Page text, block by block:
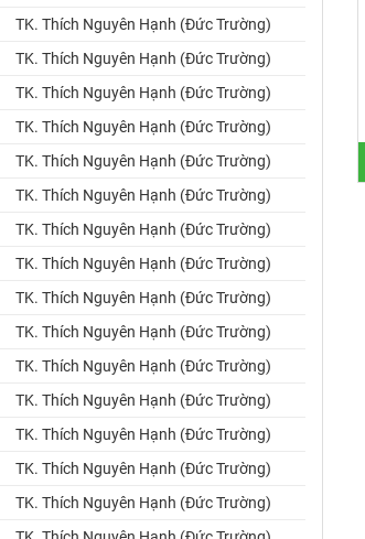
TK. Thích Nguyên Hạnh (Đức Trường)
TK. Thích Nguyên Hạnh (Đức Trường)
TK. Thích Nguyên Hạnh (Đức Trường)
TK. Thích Nguyên Hạnh (Đức Trường)
TK. Thích Nguyên Hạnh (Đức Trường)
TK. Thích Nguyên Hạnh (Đức Trường)
TK. Thích Nguyên Hạnh (Đức Trường)
TK. Thích Nguyên Hạnh (Đức Trường)
TK. Thích Nguyên Hạnh (Đức Trường)
TK. Thích Nguyên Hạnh (Đức Trường)
TK. Thích Nguyên Hạnh (Đức Trường)
TK. Thích Nguyên Hạnh (Đức Trường)
TK. Thích Nguyên Hạnh (Đức Trường)
TK. Thích Nguyên Hạnh (Đức Trường)
TK. Thích Nguyên Hạnh (Đức Trường)